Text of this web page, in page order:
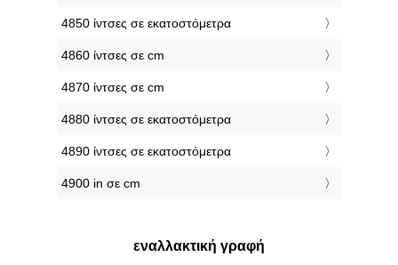
4850 ίντσες σε εκατοστόμετρα
4860 ίντσες σε cm
4870 ίντσες σε cm
4880 ίντσες σε εκατοστόμετρα
4890 ίντσες σε εκατοστόμετρα
4900 in σε cm
εναλλακτική γραφή